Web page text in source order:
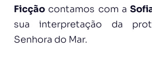
Ficçãocontamos com a
sua interpretação da
Senhora do Mar.